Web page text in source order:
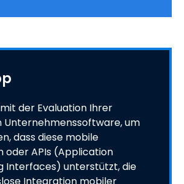
der Evaluation Ihrer
Unternehmenssoftware, um
dass diese mobile
oder APIs (Application
Interfaces) unterstützt, die